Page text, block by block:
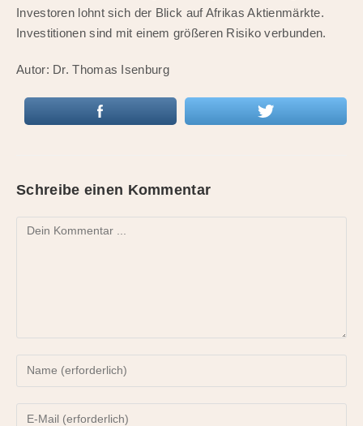
Investoren lohnt sich der Blick auf Afrikas Aktienmärkte.
Investitionen sind mit einem größeren Risiko verbunden.
Autor: Dr. Thomas Isenburg
Schreibe einen Kommentar
Kommentieren
oder